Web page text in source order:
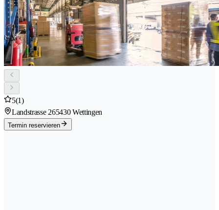
5(1)
Landstrasse 265430 Wettingen
Termin reservieren